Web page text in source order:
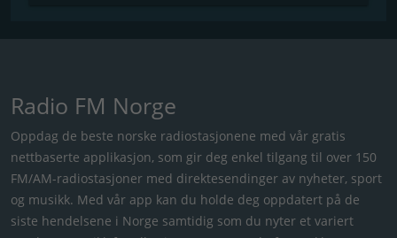
Radio FM Norge
Oppdag de beste norske radiostasjonene med vår gratis
nettbaserte applikasjon, som gir deg enkel tilgang til over 150
FM/AM-radiostasjoner med direktesendinger av nyheter, sport
og musikk. Med vår app kan du holde deg oppdatert på de
siste hendelsene i Norge samtidig som du nyter et variert